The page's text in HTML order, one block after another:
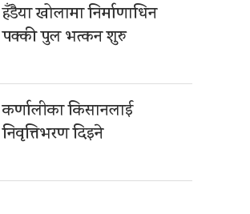
हँडैया खोलामा निर्माणाधिन
पक्की पुल भत्कन शुरु
कर्णालीका किसानलाई
निवृत्तिभरण दिइने